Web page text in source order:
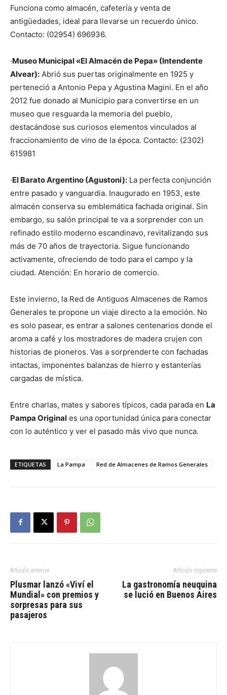
Funciona como almacén, cafetería y venta de
antigüedades, ideal para llevarse un recuerdo único.
Contacto: (02954) 696936.
·Museo Municipal «El Almacén de Pepa» (Intendente
Alvear): Abrió sus puertas originalmente en 1925 y
perteneció a Antonio Pepa y Agustina Magini. En el año
2012 fue donado al Municipio para convertirse en un
museo que resguarda la memoria del pueblo,
destacándose sus curiosos elementos vinculados al
fraccionamiento de vino de la época. Contacto: (2302)
615981
·El Barato Argentino (Agustoni): La perfecta conjunción
entre pasado y vanguardia. Inaugurado en 1953, este
almacén conserva su emblemática fachada original. Sin
embargo, su salón principal te va a sorprender con un
refinado estilo moderno escandinavo, revitalizando sus
más de 70 años de trayectoria. Sigue funcionando
activamente, ofreciendo de todo para el campo y la
ciudad. Atención: En horario de comercio.
Este invierno, la Red de Antiguos Almacenes de Ramos
Generales te propone un viaje directo a la emoción. No
es solo pasear, es entrar a salones centenarios donde el
aroma a café y los mostradores de madera crujen con
historias de pioneros. Vas a sorprenderte con fachadas
intactas, imponentes balanzas de hierro y estanterías
cargadas de mística.
Entre charlas, mates y sabores típicos, cada parada en La
Pampa Original es una oportunidad única para conectar
con lo auténtico y ver el pasado más vivo que nunca.
ETIQUETAS La Pampa Red de Almacenes de Ramos Generales
Artículo anterior
Plusmar lanzó «Viví el
Mundial» con premios y
sorpresas para sus
pasajeros
Artículo siguiente
La gastronomía neuquina
se lució en Buenos Aires